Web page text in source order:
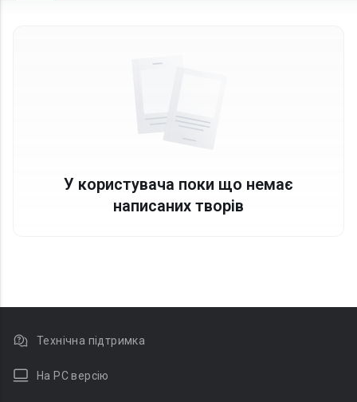
У користувача поки що немає
написаних творів
Технічна підтримка
На PC версію